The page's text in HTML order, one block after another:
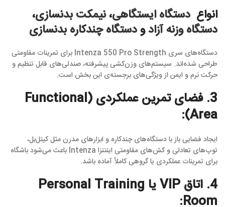
انواع دستگاه ایستگاهی،نیمکت بدنسازی،
دستگاه وزنه آزادودستگاه چندکاره بدنسازی
دستگاه‌های سری Intenza 550 Pro Strength برای تمرینات مقاومتی
طراحی شده‌اند. سیستم‌های وزن‌کشی پیشرفته، صندلی‌های قابل تنظیم و
حرکت نرم و ایمن از ویژگی‌های برجسته‌ی این بخش است.
3. فضای تمرین عملکردی (Functional
Area):
ایجاد فضایی باز با دستگاه‌های چندکاره و ابزارهای مدرن مثل کیتل‌بل،
توپ‌های تعادلی و کش‌های مقاومتی اینتنزا Intenza باعث می‌شود باشگاه
برای تمرینات عملکردی یا گروهی کاملاً آماده باشد.
4. اتاق VIP یا Personal Training
Room: